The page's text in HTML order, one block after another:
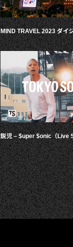
MIND TRAVEL 2023 ダイ
鋭児 – $uper $onic（Live